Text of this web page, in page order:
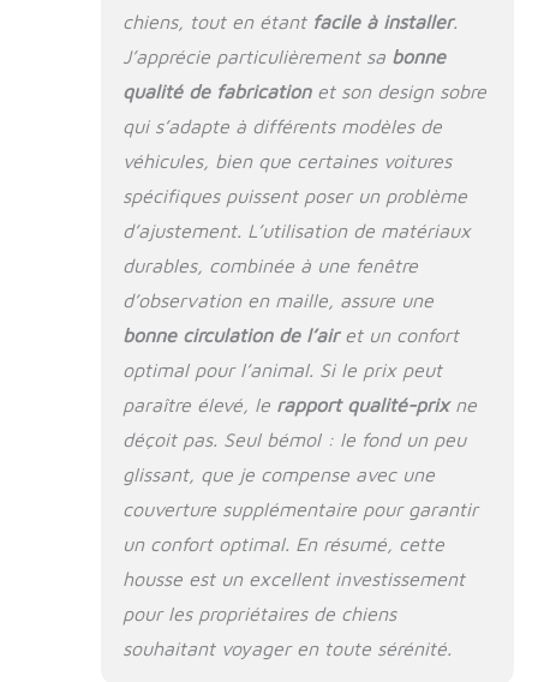
chien】Pendant le
peut facilement
tomber du siège
arrière si vous
freinez en urgence
ou si votre chien est
insolent et actif. Le
chien en voiture
vous aide à résoudre
ce problème en
empêchant votre
chien de quitter le
sol. La housse de
une protection
intégrale de la
portière de la
durable et les
coutures résistantes
empêchent les
pattes du chien de
se déchirer.
【Waterproof and
chiens, tout en étant facile à installer.
J’apprécie particulièrement sa bonne
qualité de fabricationet son design sobre
qui s’adapte à différents modèles de
véhicules, bien que certaines voitures
spécifiques puissent poser un problème
d’ajustement. L’utilisation de matériaux
durables, combinée à une fenêtre
d’observation en maille, assure une
bonne circulation de l’airet un confort
optimal pour l’animal. Si le prix peut
paraître élevé, le rapport qualité-prixne
déçoit pas. Seul bémol : le fond un peu
glissant, que je compense avec une
couverture supplémentaire pour garantir
un confort optimal. En résumé, cette
housse est un excellent investissement
pour les propriétaires de chiens
souhaitant voyager en toute sérénité.